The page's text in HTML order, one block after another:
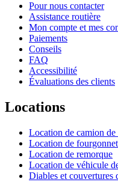
Pour nous contacter
Assistance routière
Mon compte et mes
Paiements
Conseils
FAQ
Accessibilité
Évaluations des clients
Locations
Location de camion de
Location de
Location de remorque
Location de véhicule
Diables et couvertures